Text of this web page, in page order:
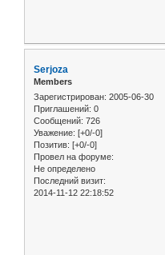
Serjoza
Members
Зарегистрирован: 2005-06-30
Приглашений: 0
Сообщений: 726
Уважение: [+0/-0]
Позитив: [+0/-0]
Провел на форуме:
Не определено
Последний визит:
2014-11-12 22:18:52